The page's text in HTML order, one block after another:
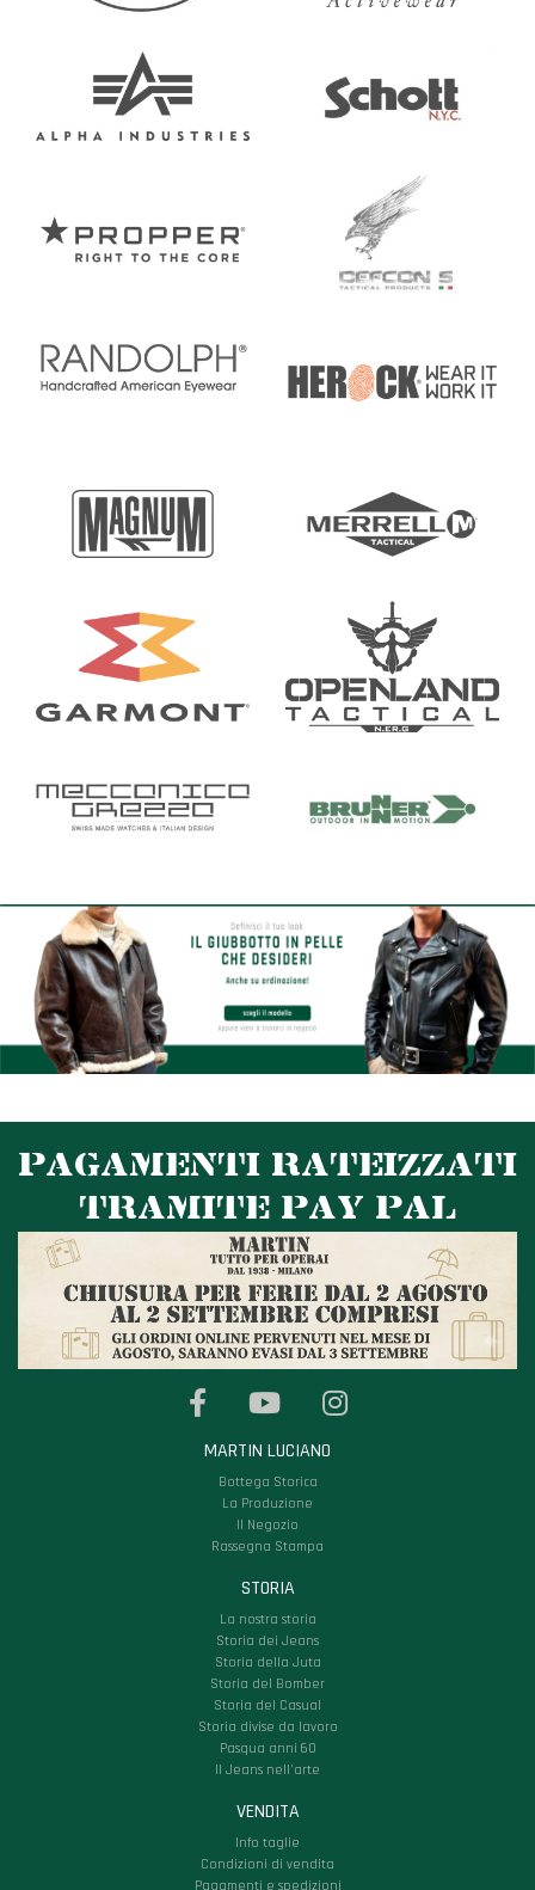
PAGAMENTI RATEIZZATI
TRAMITE PAY PAL
MARTIN LUCIANO
Bottega Storica
La Produzione
Il Negozio
Rassegna Stampa
STORIA
La nostra storia
Storia dei Jeans
Storia della Juta
Storia del Bomber
Storia del Casual
Storia divise da lavoro
Pasqua anni 60
Il Jeans nell'arte
VENDITA
Info taglie
Condizioni di vendita
Pagamenti e spedizioni